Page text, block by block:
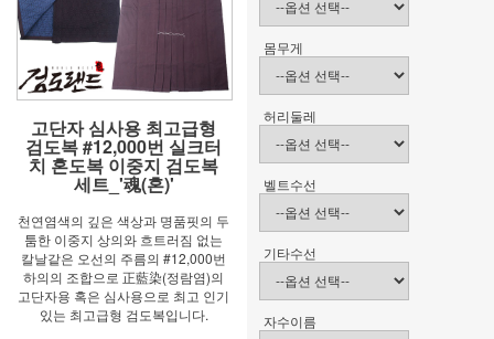
고단자 심사용 최고급형
검도복 #12,000번 실크터
치 혼도복 이중지 검도복
세트_'魂(혼)'
천연염색의 깊은 색상과 명품핏의 두
툼한 이중지 상의와 흐트러짐 없는
칼날같은 오선의 주름의 #12,000번
하의의 조합으로 正藍染(정람염)의
고단자용 혹은 심사용으로 최고 인기
있는 최고급형 검도복입니다.
몸무게
허리둘레
벨트수선
기타수선
자수이름